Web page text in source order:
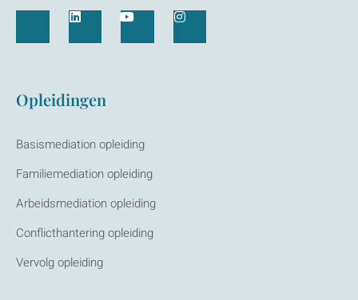
Opleidingen
Basismediation opleiding
Familiemediation opleiding
Arbeidsmediation opleiding
Conflicthantering opleiding
Vervolg opleiding